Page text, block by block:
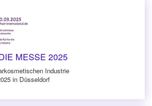
MESSE 2025
Industrie
in Düsseldorf